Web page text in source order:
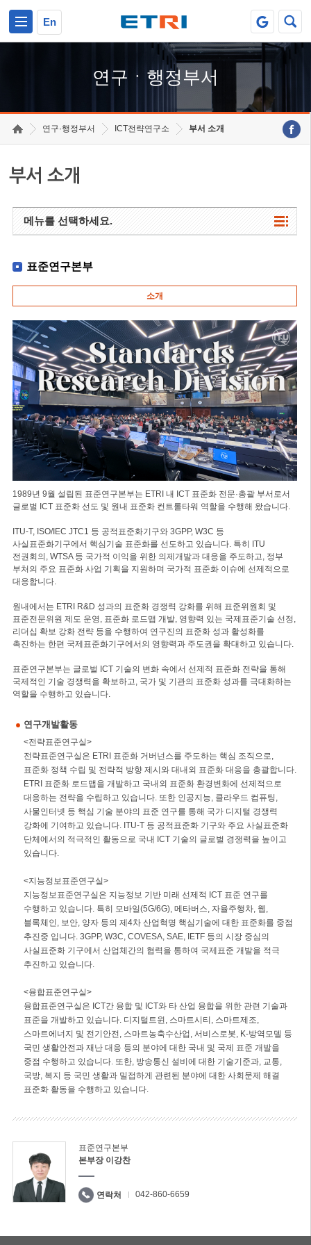
En
연구ㆍ행정부서
연구·행정부서 ICT전략연구소 부서 소개
부서 소개
메뉴를 선택하세요.
표준연구본부
소개
1989년 9월 설립된 표준연구본부는 ETRI 내 ICT 표준화 전문·총괄 부서로서
글로벌 ICT 표준화 선도 및 원내 표준화 컨트롤타워 역할을 수행해 왔습니다.
ITU-T, ISO/IEC JTC1 등 공적표준화기구와 3GPP, W3C 등
사실표준화기구에서 핵심기술 표준화를 선도하고 있습니다. 특히 ITU
전권회의, WTSA 등 국가적 이익을 위한 의제개발과 대응을 주도하고, 정부
부처의 주요 표준화 사업 기획을 지원하며 국가적 표준화 이슈에 선제적으로
대응합니다.
원내에서는 ETRI R&D 성과의 표준화 경쟁력 강화를 위해 표준위원회 및
표준전문위원 제도 운영, 표준화 로드맵 개발, 영향력 있는 국제표준기술 선정,
리더십 확보 강화 전략 등을 수행하여 연구진의 표준화 성과 활성화를
촉진하는 한편 국제표준화기구에서의 영향력과 주도권을 확대하고 있습니다.
표준연구본부는 글로벌 ICT 기술의 변화 속에서 선제적 표준화 전략을 통해
국제적인 기술 경쟁력을 확보하고, 국가 및 기관의 표준화 성과를 극대화하는
역할을 수행하고 있습니다.
연구개발활동
<전략표준연구실>
전략표준연구실은 ETRI 표준화 거버넌스를 주도하는 핵심 조직으로,
표준화 정책 수립 및 전략적 방향 제시와 대내외 표준화 대응을 총괄합니다.
ETRI 표준화 로드맵을 개발하고 국내외 표준화 환경변화에 선제적으로
대응하는 전략을 수립하고 있습니다. 또한 인공지능, 클라우드 컴퓨팅,
사물인터넷 등 핵심 기술 분야의 표준 연구를 통해 국가 디지털 경쟁력
강화에 기여하고 있습니다. ITU-T 등 공적표준화 기구와 주요 사실표준화
단체에서의 적극적인 활동으로 국내 ICT 기술의 글로벌 경쟁력을 높이고
있습니다.
<지능정보표준연구실>
지능정보표준연구실은 지능정보 기반 미래 선제적 ICT 표준 연구를
수행하고 있습니다. 특히 모바일(5G/6G), 메타버스, 자율주행차, 웹,
블록체인, 보안, 양자 등의 제4차 산업혁명 핵심기술에 대한 표준화를 중점
추진중 입니다. 3GPP, W3C, COVESA, SAE, IETF 등의 시장 중심의
사실표준화 기구에서 산업체간의 협력을 통하여 국제표준 개발을 적극
추진하고 있습니다.
<융합표준연구실>
융합표준연구실은 ICT간 융합 및 ICT와 타 산업 융합을 위한 관련 기술과
표준을 개발하고 있습니다. 디지털트윈, 스마트시티, 스마트제조,
스마트에너지 및 전기안전, 스마트농축수산업, 서비스로봇, K-방역모델 등
국민 생활안전과 재난 대응 등의 분야에 대한 국내 및 국제 표준 개발을
중점 수행하고 있습니다. 또한, 방송통신 설비에 대한 기술기준과, 교통,
국방, 복지 등 국민 생활과 밀접하게 관련된 분야에 대한 사회문제 해결
표준화 활동을 수행하고 있습니다.
표준연구본부
본부장 이강찬
연락처 042-860-6659